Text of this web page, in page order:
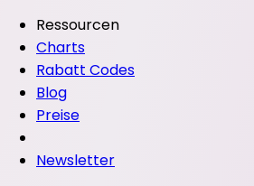
Ressourcen
Charts
Rabatt Codes
Blog
Preise
Newsletter